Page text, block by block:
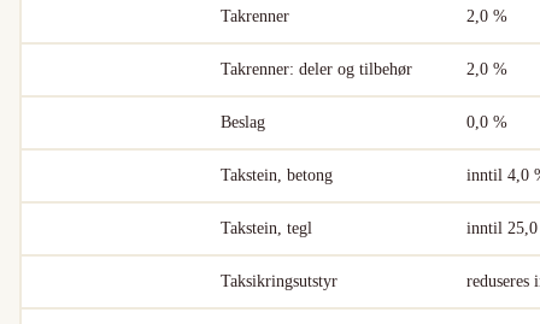
Takrenner 2,0 %
Takrenner: deler og tilbehør 2,0 %
Beslag 0,0 %
Takstein, betong inntil 4,0
Takstein, tegl inntil
Taksikringsutstyr reduseres